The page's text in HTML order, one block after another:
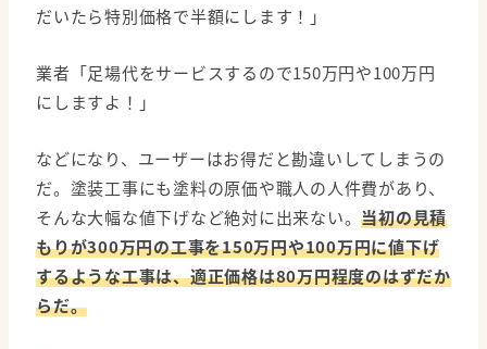
だいたら特別価格で半額にします！」
業者「足場代をサービスするので150万円や100万円
にしますよ！」
などになり、ユーザーはお得だと勘違いしてしまうの
だ。塗装工事にも塗料の原価や職人の人件費があり、
そんな大幅な値下げなど絶対に出来ない。当初の見積
もりが300万円の工事を150万円や100万円に値下げ
するような工事は、適正価格は80万円程度のはずだか
らだ。